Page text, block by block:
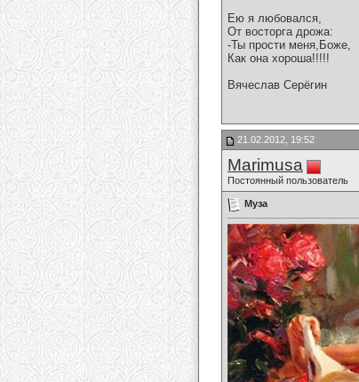
Ею я любовался,
От восторга дрожа:
-Ты прости меня,Боже,
Как она хороша!!!!!
Вячеслав Серёгин
21.02.2012, 19:52
Marimusa
Постоянный пользователь
Муза